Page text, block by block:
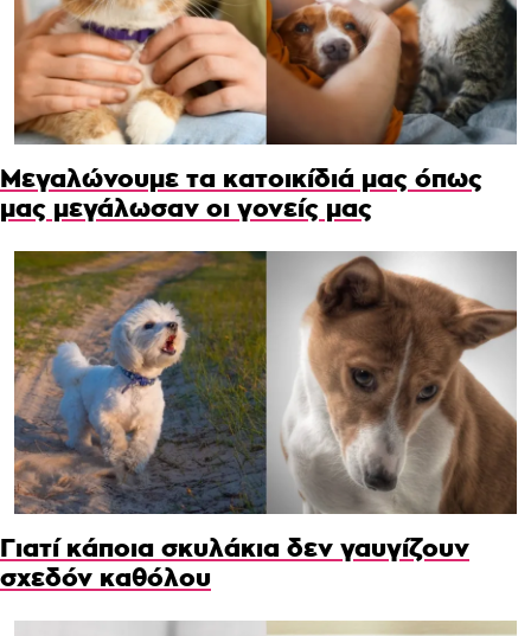
Μεγαλώνουμε τα κατοικίδιά μας όπως
μας μεγάλωσαν οι γονείς μας
Γιατί κάποια σκυλάκια δεν γαυγίζουν
σχεδόν καθόλου